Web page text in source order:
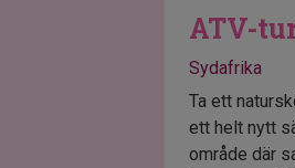
ATV-
Sydafrika
Ta ett
ett helt nytt
område där